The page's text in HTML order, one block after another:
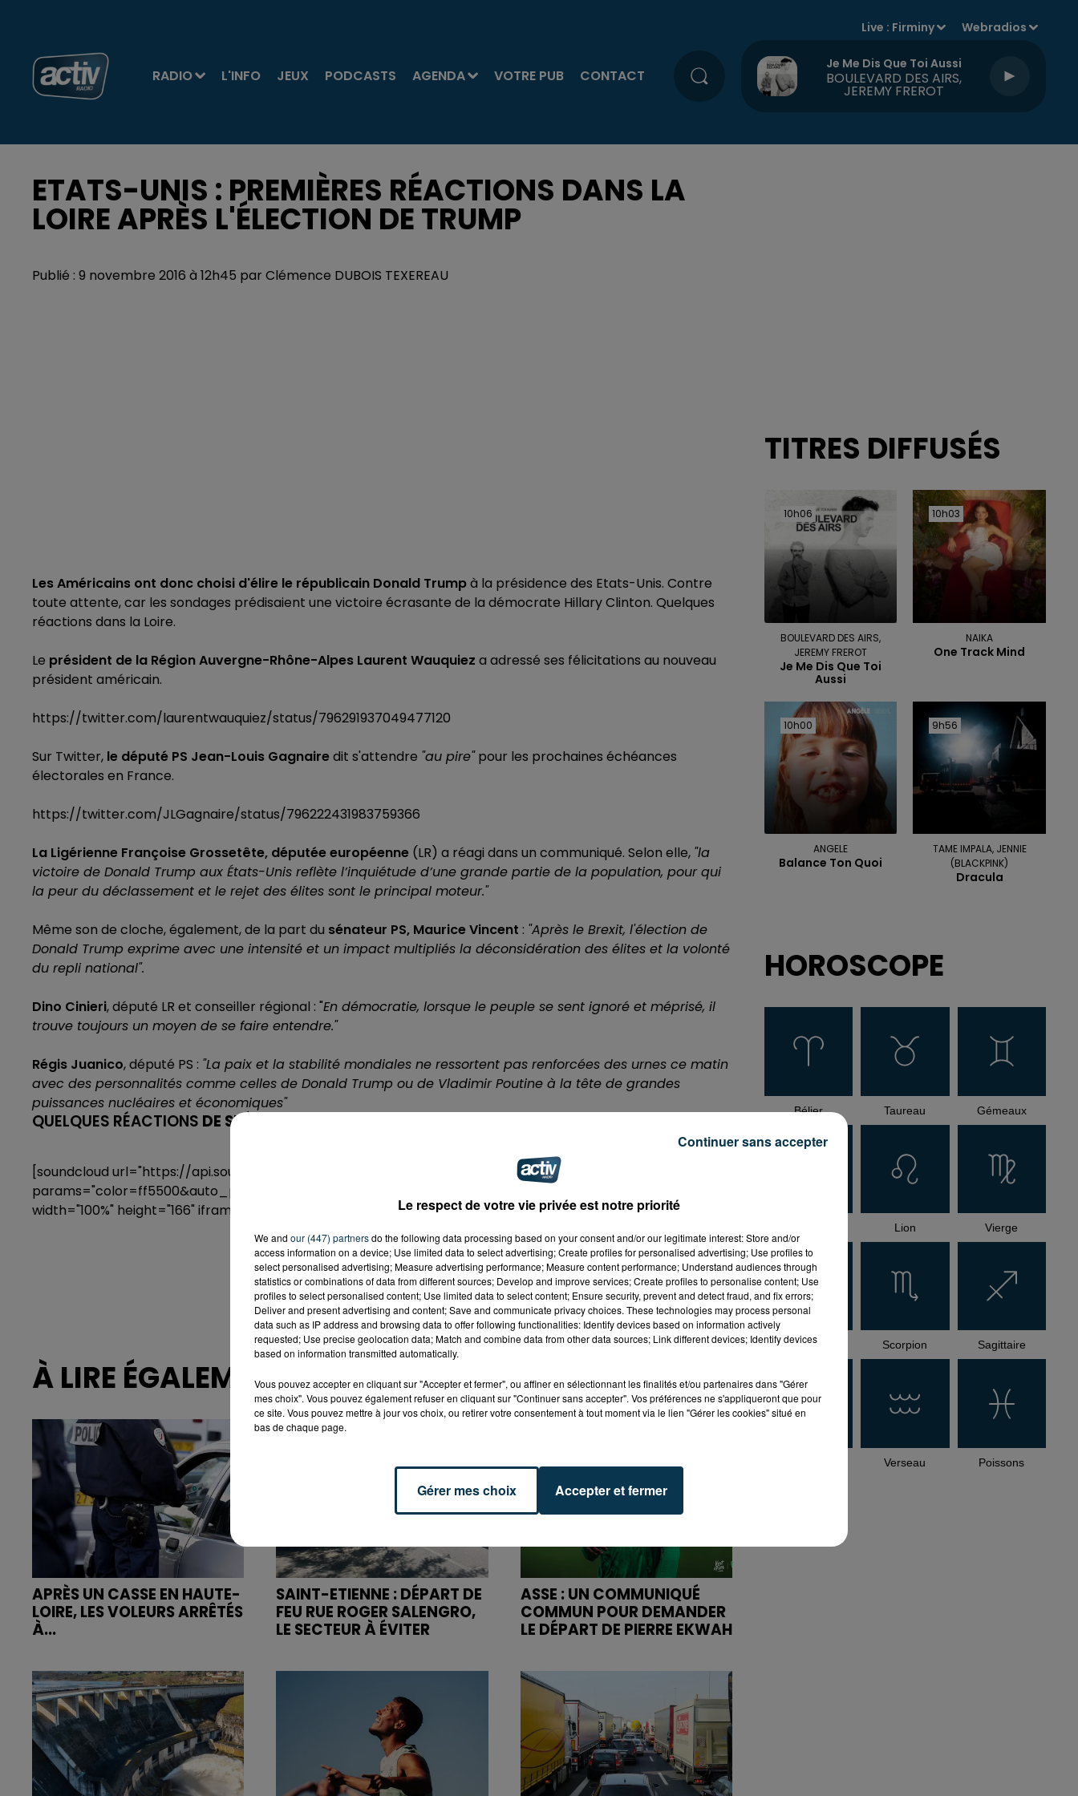
RADIO L'INFO JEUX PODCASTS AGENDA VOTRE PUB CONTACT
Live : Firminy Webradios
Je Me Dis Que Toi Aussi
BOULEVARD DES AIRS,
JEREMY FREROT
ETATS-UNIS : PREMIÈRES RÉACTIONS DANS LA
LOIRE APRÈS L'ÉLECTION DE TRUMP
Publié : 9 novembre 2016 à 12h45 par Clémence DUBOIS TEXEREAU
Les Américains ont donc choisi d'élire le républicain Donald Trumpà la présidence des Etats-Unis. Contre
toute attente, car les sondages prédisaient une victoire écrasante de la démocrate Hillary Clinton. Quelques
réactions dans la Loire.
Le président de la Région Auvergne-Rhône-Alpes Laurent Wauquiez a adressé ses félicitations au nouveau
président américain.
https://twitter.com/laurentwauquiez/status/796291937049477120
Sur Twitter, le député PS Jean-Louis Gagnairedit s'attendre "au pire"pour les prochaines échéances
électorales en France.
https://twitter.com/JLGagnaire/status/796222431983759366
La Ligérienne Françoise Grossetête, députée européenne (LR) a réagi dans un communiqué. Selon elle, "la
victoire de Donald Trump aux États-Unis reflète l’inquiétude d’une grande partie de la population, pour qui
la peur du déclassement et le rejet des élites sont le principal moteur."
Même son de cloche, également, de la part du sénateur PS, Maurice Vincent : "Après le Brexit, l'élection de
Donald Trump exprime avec une intensité et un impact multipliés la déconsidération des élites et la volonté
du repli national".
Dino Cinieri, député LR et conseiller régional : "En démocratie, lorsque le peuple se sent ignoré et méprisé, il
trouve toujours un moyen de se faire entendre."
Régis Juanico, député PS : "La paix et la stabilité mondiales ne ressortent pas renforcées des urnes ce matin
avec des personnalités comme celles de Donald Trump ou de Vladimir Poutine à la tête de grandes
puissances nucléaires et économiques"
QUELQUES RÉACTIONS DE STÉPHANOIS CE MERCREDI MATIN :
[soundcloud url="https://api.soundcloud.com/tracks/292212165"
params="color=ff5500&auto_play=false&hide_related=false&show_comments=true&show_user=true&show_reposts=false"
width="100%" height="166" iframe="true" /]
À LIRE ÉGALEMENT
APRÈS UN CASSE EN HAUTE-
LOIRE, LES VOLEURS ARRÊTÉS
À...
SAINT-ETIENNE : DÉPART DE
FEU RUE ROGER SALENGRO,
LE SECTEUR À ÉVITER
ASSE : UN COMMUNIQUÉ
COMMUN POUR DEMANDER
LE DÉPART DE PIERRE EKWAH
TITRES DIFFUSÉS
10h06
10h06
BOULEVARD DES AIRS,
JEREMY FREROT
Je Me Dis Que Toi
Aussi
10h03
10h03
NAIKA
One Track Mind
10h00
10h00
ANGELE
Balance Ton Quoi
9h56
9h56
TAME IMPALA, JENNIE
(BLACKPINK)
Dracula
HOROSCOPE
Bélier Taureau Gémeaux
Lion Vierge
Balance Scorpion Sagittaire
Verseau Poissons
Le respect de votre vie privée est notre priorité
We and our (447) partnersdo the following data processing based on your consent and/or our legitimate interest: Store and/or
access information on a device; Use limited data to select advertising; Create profiles for personalised advertising; Use profiles to
select personalised advertising; Measure advertising performance; Measure content performance; Understand audiences through
statistics or combinations of data from different sources; Develop and improve services; Create profiles to personalise content; Use
profiles to select personalised content; Use limited data to select content; Ensure security, prevent and detect fraud, and fix errors;
Deliver and present advertising and content; Save and communicate privacy choices. These technologies may process personal
data such as IP address and browsing data to offer following functionalities: Identify devices based on information actively
requested; Use precise geolocation data; Match and combine data from other data sources; Link different devices; Identify devices
based on information transmitted automatically.
Vous pouvez accepter en cliquant sur "Accepter et fermer", ou affiner en sélectionnant les finalités et/ou partenaires dans "Gérer
mes choix". Vous pouvez également refuser en cliquant sur "Continuer sans accepter". Vos préférences ne s'appliqueront que pour
ce site. Vous pouvez mettre à jour vos choix, ou retirer votre consentement à tout moment via le lien "Gérer les cookies" situé en
bas de chaque page.
Gérer mes choix Accepter et fermer
Continuer sans accepter